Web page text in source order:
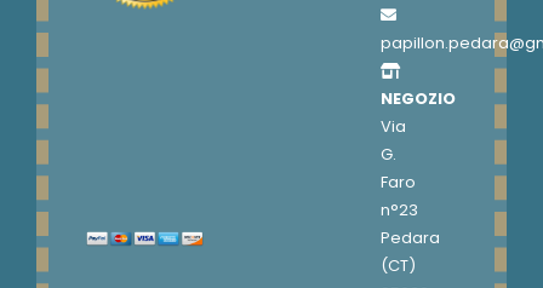
NEGOZIO
Via
G.
Faro
n°23
Pedara
(CT)